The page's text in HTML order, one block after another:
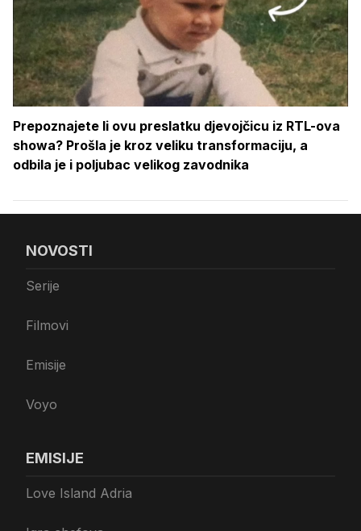
Prepoznajete li ovu preslatku djevojčicu iz RTL-ova
showa? Prošla je kroz veliku transformaciju, a
odbila je i poljubac velikog zavodnika
NOVOSTI
Serije
Filmovi
Emisije
Voyo
EMISIJE
Love Island Adria